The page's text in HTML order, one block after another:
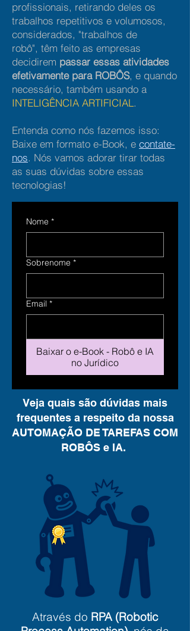
profissionais, retirando deles os
trabalhos repetitivos e volumosos,
considerados, "trabalhos de
robô", têm feito as empresas
decidirem passar essas atividades
efetivamente para ROBÔS, e quando
necessário, também usando a
INTELIGÊNCIA ARTIFICIAL .
Entenda como nós fazemos isso:
Baixe em formato e-Book, e contate-
nos. Nós vamos adorar tirar todas
as suas dúvidas sobre essas
tecnologias!
Nome *
Sobrenome *
Email *
Baixar o e-Book - Robô e IA
no Jurídico
Veja quais são dúvidas mais
frequentes a respeito da nossa
AUTOMAÇÃO DE TAREFAS COM
ROBÔS e IA.
Através do RPA (Robotic